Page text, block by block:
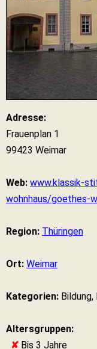
Adresse:
Frauenplan 1
99423 Weimar
Web: www.klassik-
wohnhaus/goethes-
Region: Thüringen
Ort: Weimar
Kategorien: Bildung,
Altersgruppen:
✘ Bis 3 Jahre